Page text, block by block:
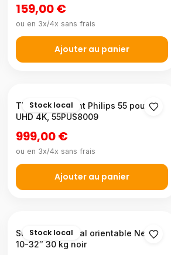
159,00 €
ou en 3x/4x sans frais
Ajouter au panier
Stock local
TV LED Ambilight Philips 55 pouces
UHD 4K, 55PUS8009
999,00 €
ou en 3x/4x sans frais
Ajouter au panier
Stock local
Support TV mural orientable Nedis
10-32″ 30 kg noir